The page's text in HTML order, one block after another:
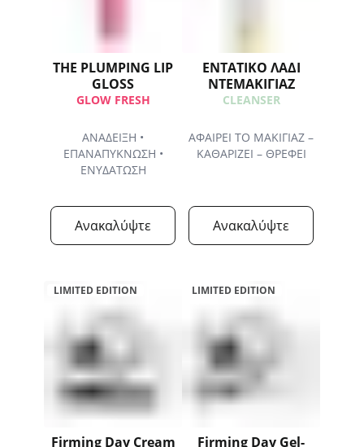
THE PLUMPING LIP
GLOSS
GLOW FRESH
ΑΝΑΔΕΙΞΗ •
ΕΠΑΝΑΠΥΚΝΩΣΗ •
ΕΝΥΔΑΤΩΣΗ
Ανακαλύψτε
ΕΝΤΑΤΙΚΟ ΛΑΔΙ
ΝΤΕΜΑΚΙΓΙΑΖ
CLEANSER
ΑΦΑΙΡΕΙ ΤΟ ΜΑΚΙΓΙΑΖ –
ΚΑΘΑΡΙΖΕΙ – ΘΡΕΦΕΙ
Ανακαλύψτε
LIMITED EDITION
Firming Day Cream
LIMITED EDITION
Firming Day Gel-